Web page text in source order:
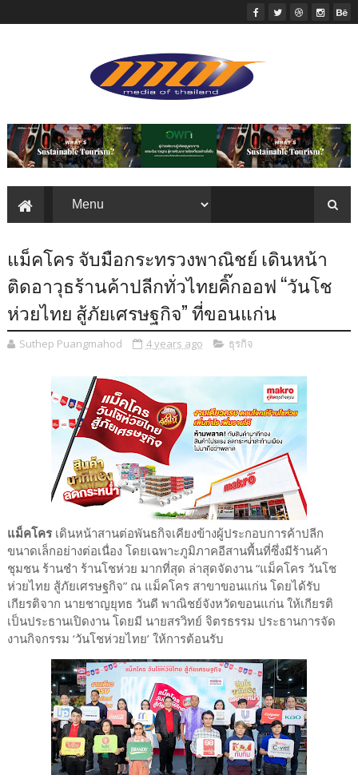
แม็คโคร จับมือกระทรวงพาณิชย์ เดินหน้า
ติดอาวุธร้านค้าปลีกทั่วไทยคิ๊กออฟ “วันโช
ห่วยไทย สู้ภัยเศรษฐกิจ” ที่ขอนแก่น
Suthep Puangmahod 4 years ago ธุรกิจ
แม็คโครเดินหน้าสานต่อพันธกิจเคียงข้างผู้ประกอบการค้าปลีก
ขนาดเล็กอย่างต่อเนื่อง โดยเฉพาะภูมิภาคอีสานพื้นที่ซึ่งมีร้านค้า
ชุมชน ร้านชำ ร้านโชห่วย มากที่สุด ล่าสุดจัดงาน “แม็คโคร วันโช
ห่วยไทย สู้ภัยเศรษฐกิจ” ณ แม็คโคร สาขาขอนแก่น โดยได้รับ
เกียรติจาก นายชาญยุทธ วันดี พาณิชย์จังหวัดขอนแก่น ให้เกียรติ
เป็นประธานเปิดงาน โดยมี นายสรวิทย์ จิตรธรรม ประธานการจัด
งานกิจกรรม ‘วันโชห่วยไทย’ ให้การต้อนรับ